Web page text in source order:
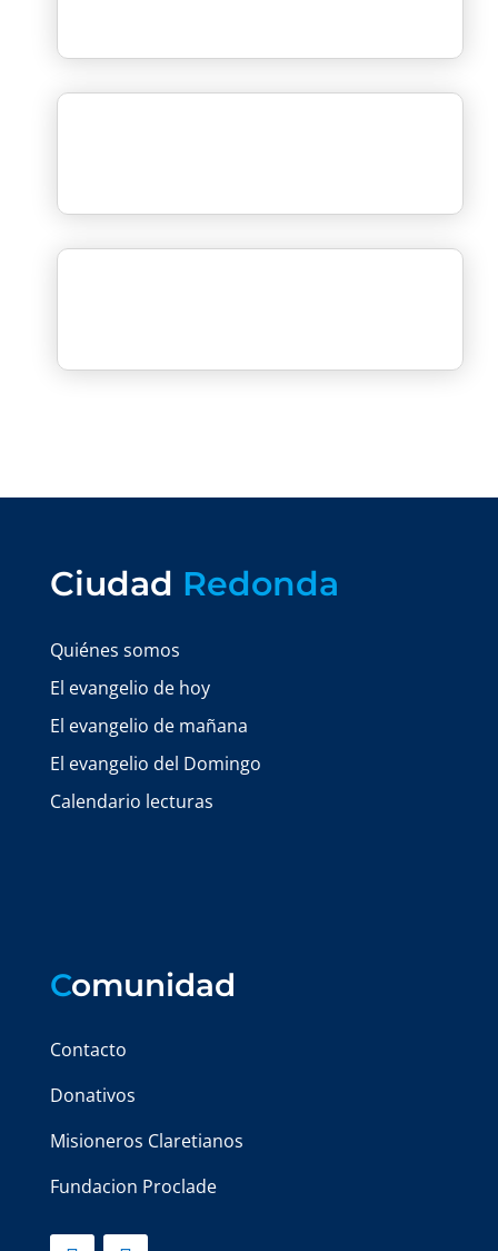
Ciudad Redonda
Quiénes somos
El evangelio de hoy
El evangelio de mañana
El evangelio del Domingo
Calendario lecturas
Comunidad
Contacto
Donativos
Misioneros Claretianos
Fundacion Proclade